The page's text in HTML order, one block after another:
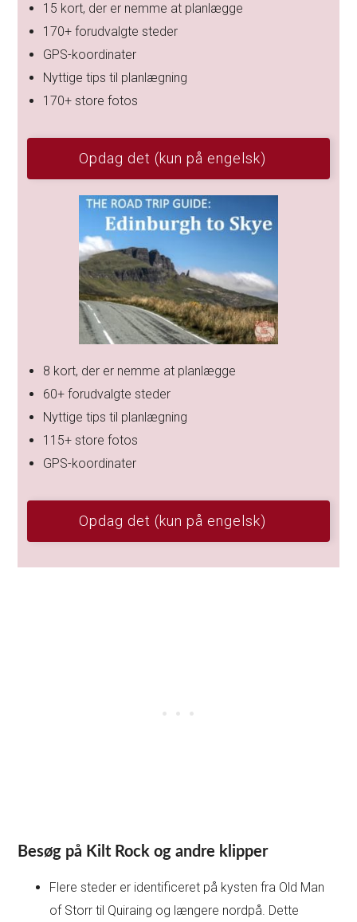
15 kort, der er nemme at planlægge
170+ forudvalgte steder
GPS-koordinater
Nyttige tips til planlægning
170+ store fotos
Opdag det (kun på engelsk)
8 kort, der er nemme at planlægge
60+ forudvalgte steder
Nyttige tips til planlægning
115+ store fotos
GPS-koordinater
Opdag det (kun på engelsk)
Besøg på Kilt Rock og andre klipper
Flere steder er identificeret på kysten fra Old Man
of Storr til Quiraing og længere nordpå. Dette